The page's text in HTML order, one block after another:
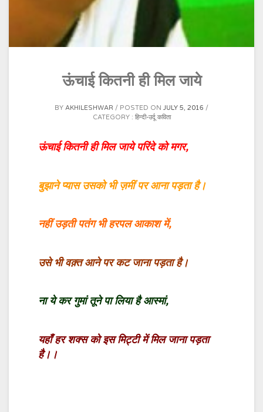
ऊंचाई कितनी ही मिल जाये
BY AKHILESHWAR POSTED ON JULY 5, 2016
CATEGORY : हिन्दी-उर्दू कविता
ऊंचाई कितनी ही मिल जाये परिंदे को मगर,
बुझाने प्यास उसको भी ज़मीं पर आना पड़ता है।
नहीं उड़ती पतंग भी हरपल आकाश में,
उसे भी वक़्त आने पर कट जाना पड़ता है।
ना ये कर गुमां तूने पा लिया है आस्मां,
यहाँ हर शक्स को इस मिट्टी में मिल जाना पड़ता
है।।